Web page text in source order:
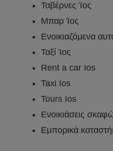
Ταβέρνες Ίος
Μπαρ Ίος
Ενοικιαζόμενα
Ταξί Ίος
Rent a car Ios
Taxi Ios
Tours Ios
Ενοικιάσεις
Εμπορικά